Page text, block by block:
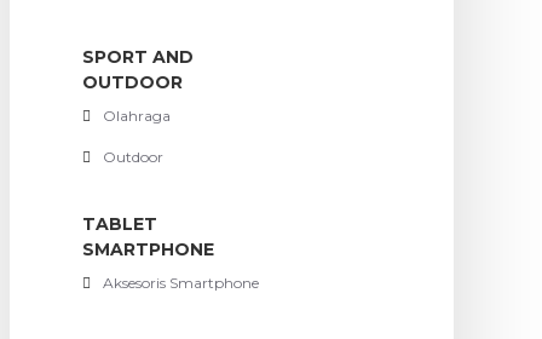
SPORT AND
OUTDOOR
Olahraga
Outdoor
TABLET
SMARTPHONE
Aksesoris Smartphone